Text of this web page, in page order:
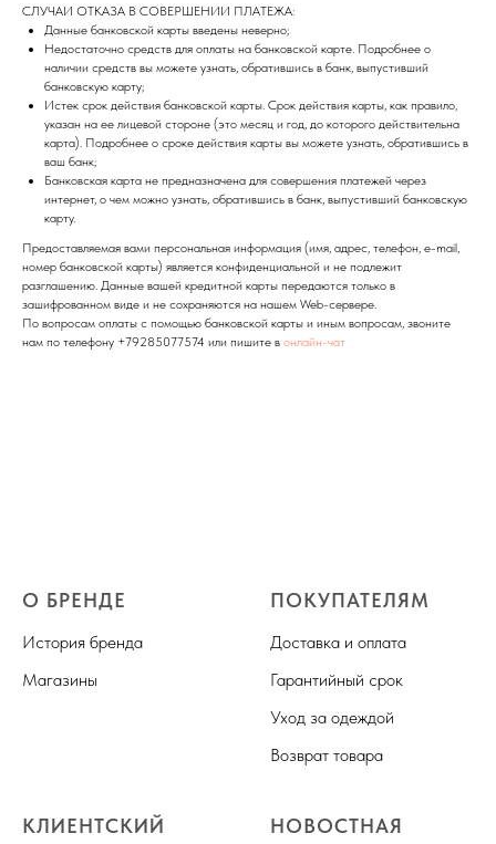
СЛУЧАИ ОТКАЗА В СОВЕРШЕНИИ ПЛАТЕЖА:
Данные банковской карты введены неверно;
Недостаточно средств для оплаты на банковской карте. Подробнее о
наличии средств вы можете узнать, обратившись в банк, выпустивший
банковскую карту;
Истек срок действия банковской карты. Срок действия карты, как правило,
указан на ее лицевой стороне (это месяц и год, до которого действительна
карта). Подробнее о сроке действия карты вы можете узнать, обратившись в
ваш банк;
Банковская карта не предназначена для совершения платежей через
интернет, о чем можно узнать, обратившись в банк, выпустивший банковскую
карту.
Предоставляемая вами персональная информация (имя, адрес, телефон, e-mail,
номер банковской карты) является конфиденциальной и не подлежит
разглашению. Данные вашей кредитной карты передаются только в
зашифрованном виде и не сохраняются на нашем Web-сервере.
По вопросам оплаты с помощью банковской карты и иным вопросам, звоните
нам по телефону +79285077574 или пишите в онлайн-чат
О БРЕНДЕ
История бренда
Магазины
ПОКУПАТЕЛЯМ
Доставка и оплата
Гарантийный срок
Уход за одеждой
Возврат товара
КЛИЕНТСКИЙ
НОВОСТНАЯ